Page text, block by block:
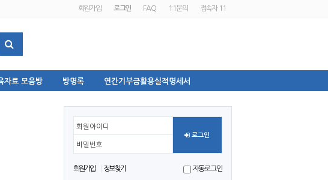
회원가입 로그인 FAQ 1:1문의 접속자 11
자료 모음방 방명록 연간기부금활용실적명세서
회원아이디
비밀번호
로그인
회원가입 정보찾기 자동로그인